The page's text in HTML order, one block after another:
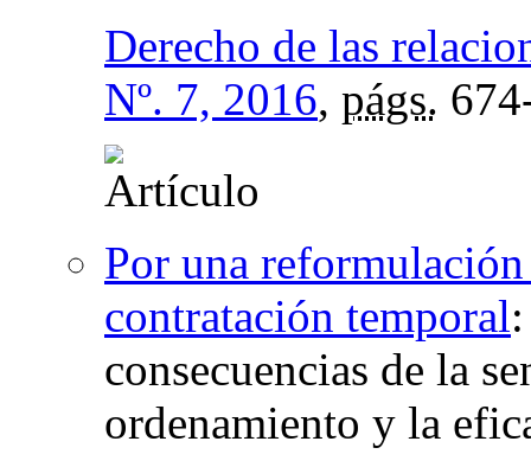
Derecho de las
Nº. 7, 2016, págs.
Por una
contratación temporal
consecuencias de la
ordenamiento y la